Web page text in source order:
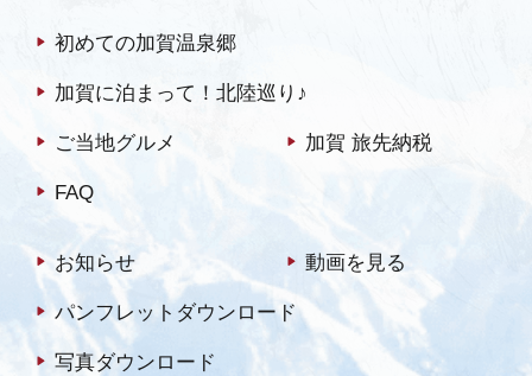
初めての加賀温泉郷
加賀に泊まって！北陸巡り♪
ご当地グルメ 加賀 旅先納税
FAQ
お知らせ 動画を見る
パンフレットダウンロード
写真ダウンロード